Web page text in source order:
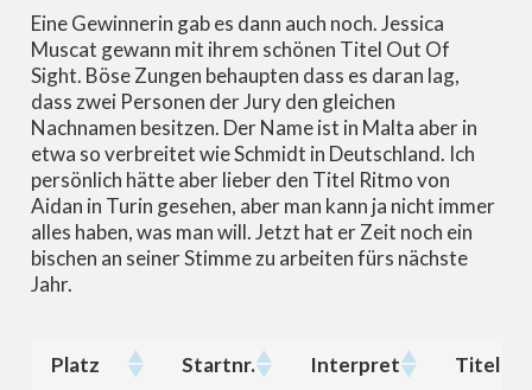
Eine Gewinnerin gab es dann auch noch. Jessica
Muscat gewann mit ihrem schönen Titel Out Of
Sight. Böse Zungen behaupten dass es daran lag,
dass zwei Personen der Jury den gleichen
Nachnamen besitzen. Der Name ist in Malta aber in
etwa so verbreitet wie Schmidt in Deutschland. Ich
persönlich hätte aber lieber den Titel Ritmo von
Aidan in Turin gesehen, aber man kann ja nicht immer
alles haben, was man will. Jetzt hat er Zeit noch ein
bischen an seiner Stimme zu arbeiten fürs nächste
Jahr.
Platz Startnr. Interpret
Titel